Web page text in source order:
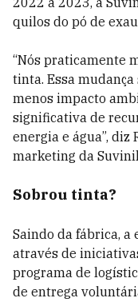
quilos do pó de
“Nós praticamente
tinta. Essa
menos impacto
significativa de
energia e água”,
marketing da
Sobrou tinta?
Saindo da fábrica,
através de
programa de
de entrega